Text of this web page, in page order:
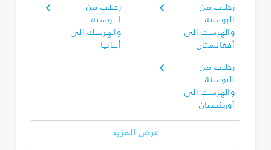
رحلات من
البوسنة
والهرسك إلى
أفغانستان
رحلات من
البوسنة
والهرسك إلى
ألبانيا
رحلات من
البوسنة
والهرسك إلى
أوزبكستان
عرض المزيد